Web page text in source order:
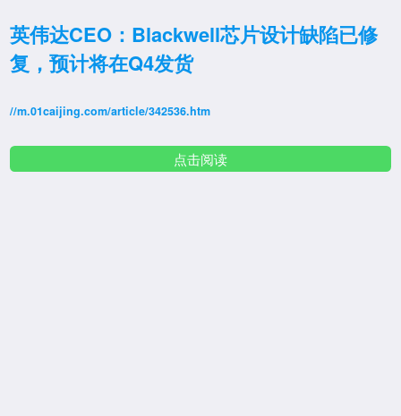
英伟达CEO：Blackwell芯片设计缺陷已修
复，预计将在Q4发货
//m.01caijing.com/article/342536.htm
点击阅读